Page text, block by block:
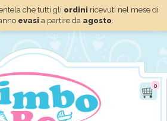
che tutti gli ordini ricevuti nel mese di
evasi a partire da agosto.
0